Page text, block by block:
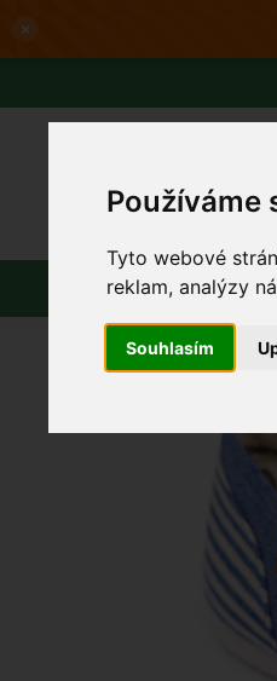
Používáme
Tyto webové
reklam, analýzy
Souhlasím
×
Parfémy